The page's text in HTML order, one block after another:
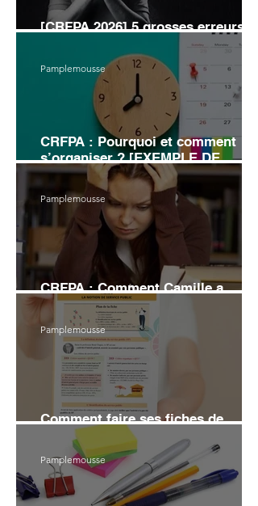
[CRFPA 2026] 5 grosses erreurs
d’organisation pour éviter l’échec
CRFPA : Pourquoi et comment
s’organiser ? [EXEMPLE DE
PLANNING]
Pamplemousse
CRFPA : Comment Camille a
échoué au grand Oral
Pamplemousse
Comment faire ses fiches de
révision en droit (6 conseils)
Pamplemousse
Pamplemousse